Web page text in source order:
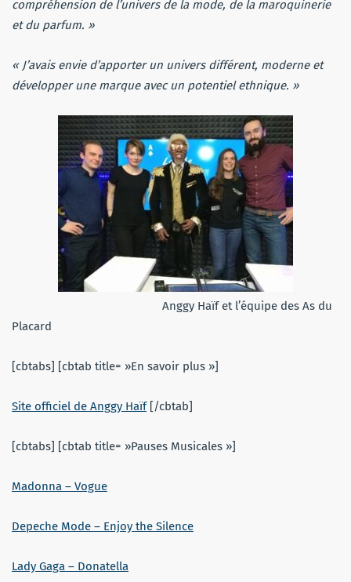
compréhension de l’univers de la mode, de la maroquinerie
et du parfum. »
« J’avais envie d’apporter un univers différent, moderne et
développer une marque avec un potentiel ethnique. »
Anggy Haïf et l’équipe des As du
Placard
[cbtabs] [cbtab title= »En savoir plus »]
Site officiel de Anggy Haïf[/cbtab]
[cbtabs] [cbtab title= »Pauses Musicales »]
Madonna – Vogue
Depeche Mode – Enjoy the Silence
Lady Gaga – Donatella